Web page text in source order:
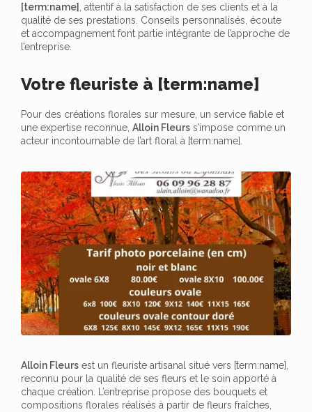
[term:name]
, attentif à la satisfaction de ses clients et à la
qualité de ses prestations. Conseils personnalisés, écoute
et accompagnement font partie intégrante de l’approche de
l’entreprise.
Votre fleuriste à [term:name]
Pour des créations florales sur mesure, un service fiable et
une expertise reconnue, Alloin Fleurs s’impose comme un
acteur incontournable de l’art floral à [term:name].
Alloin Fleurs est un fleuriste artisanal situé vers [term:name],
reconnu pour la qualité de ses fleurs et le soin apporté à
chaque création. L’entreprise propose des bouquets et
compositions florales réalisés à partir de fleurs fraîches,